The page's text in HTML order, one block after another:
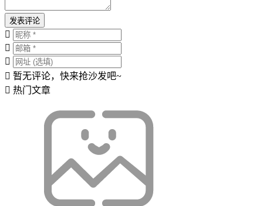
发表评论
暂无评论，快来抢沙发吧~
热门文章